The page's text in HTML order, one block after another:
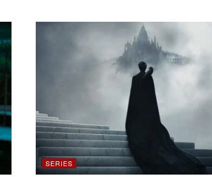
SERIES